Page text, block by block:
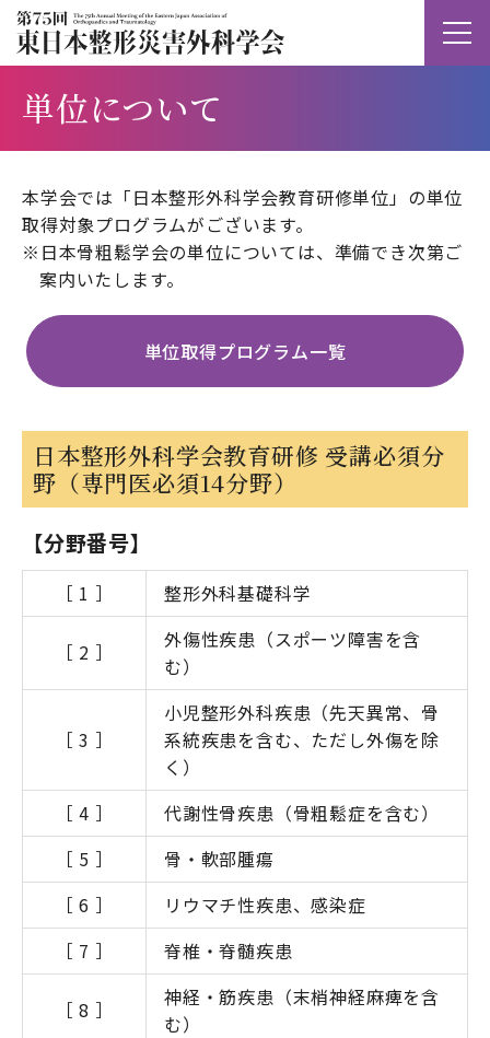
単位について
本学会では「日本整形外科学会教育研修単位」の単位
取得対象プログラムがございます。
※日本骨粗鬆学会の単位については、準備でき次第ご
案内いたします。
単位取得プログラム一覧
日本整形外科学会教育研修 受講必須分
野（専門医必須14分野）
【分野番号】
［ 1 ］ 整形外科基礎科学
［ 2 ］
外傷性疾患（スポーツ障害を含
む）
［ 3 ］
小児整形外科疾患（先天異常、骨
系統疾患を含む、ただし外傷を除
く）
［ 4 ］
代謝性骨疾患（骨粗鬆症を含む）
［ 5 ］
骨・軟部腫瘍
［ 6 ］
リウマチ性疾患、感染症
［ 7 ］
脊椎・脊髄疾患
［ 8 ］
神経・筋疾患（末梢神経麻痺を含
む）